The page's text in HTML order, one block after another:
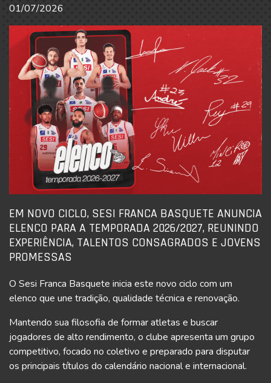
01/07/2026
EM NOVO CICLO, SESI FRANCA BASQUETE ANUNCIA
ELENCO PARA A TEMPORADA 2026/2027, REUNINDO
EXPERIÊNCIA, TALENTOS CONSAGRADOS E JOVENS
PROMESSAS
O Sesi Franca Basquete inicia este novo ciclo com um
elenco que une tradição, qualidade técnica e renovação.
Mantendo sua filosofia de formar atletas e buscar
jogadores de alto rendimento, o clube apresenta um grupo
competitivo, focado no coletivo e preparado para disputar
os principais títulos do calendário nacional e internacional.